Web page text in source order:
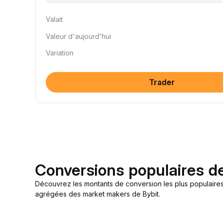
Valait
Valeur d'aujourd'hui
Variation
Trader
Conversions populaires
Découvrez les montants de conversion les plus
agrégées des market makers de Bybit.